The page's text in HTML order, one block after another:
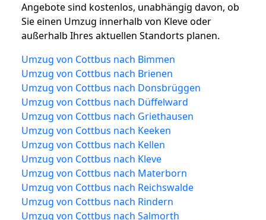
Angebote sind kostenlos, unabhängig davon, ob
Sie einen Umzug innerhalb von Kleve oder
außerhalb Ihres aktuellen Standorts planen.
Umzug von Cottbus nach Bimmen
Umzug von Cottbus nach Brienen
Umzug von Cottbus nach Donsbrüggen
Umzug von Cottbus nach Düffelward
Umzug von Cottbus nach Griethausen
Umzug von Cottbus nach Keeken
Umzug von Cottbus nach Kellen
Umzug von Cottbus nach Kleve
Umzug von Cottbus nach Materborn
Umzug von Cottbus nach Reichswalde
Umzug von Cottbus nach Rindern
Umzug von Cottbus nach Salmorth